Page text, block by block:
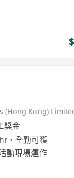
(Hong Kong)
獎金
，全勤可獲
動現場運作